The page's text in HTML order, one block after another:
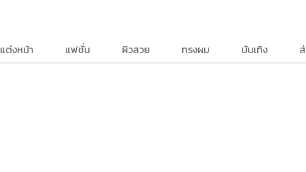
แต่งหน้า แฟชั่น ผิวสวย ทรงผม บันเทิง